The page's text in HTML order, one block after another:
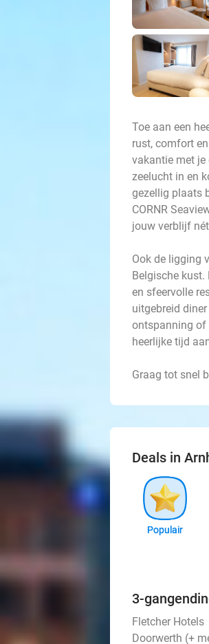
Toe aan een
rust, comfort
vakantie met
zeelucht in en
gezellig plaats
CORNR
jouw verblijf
Ook de ligging
Belgische
en sfeervolle
uitgebreid
ontspanning of
heerlijke tijd
Graag tot snel
Deals in
Populair
3-
Fletcher Hotels
Doorwerth (+